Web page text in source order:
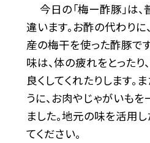
今日の「梅ー酢豚」は
違います。お酢の代わり
産の梅干を使った酢豚で
味は、体の疲れをとった
良くしてくれたりします。
うに、お肉やじゃがいも
ました。地元の味を活用
てください。